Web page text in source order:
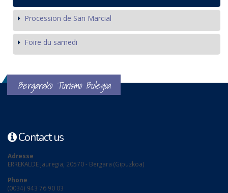
Procession de San Marcial
Foire du samedi
Bergarako Turismo Bulegoa
Contact us
Adresse
ERREKALDE jauregia, 20570 - Bergara (Gipuzkoa)
Phone
(0034) 943 76 90 03